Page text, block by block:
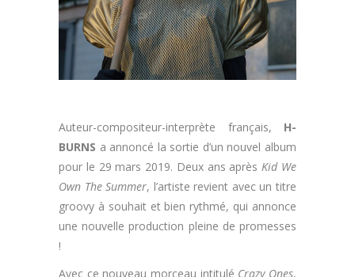
Auteur-compositeur-interprète français, H-
BURNS a annoncé la sortie d’un nouvel album
pour le 29 mars 2019. Deux ans après Kid We
Own The Summer, l’artiste revient avec un titre
groovy à souhait et bien rythmé, qui annonce
une nouvelle production pleine de promesses
!
Avec ce nouveau morceau intitulé Crazy Ones,